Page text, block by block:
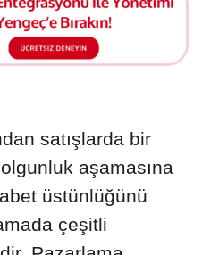
satışlarda bir
aşamasına
üstünlüğünü
çeşitli